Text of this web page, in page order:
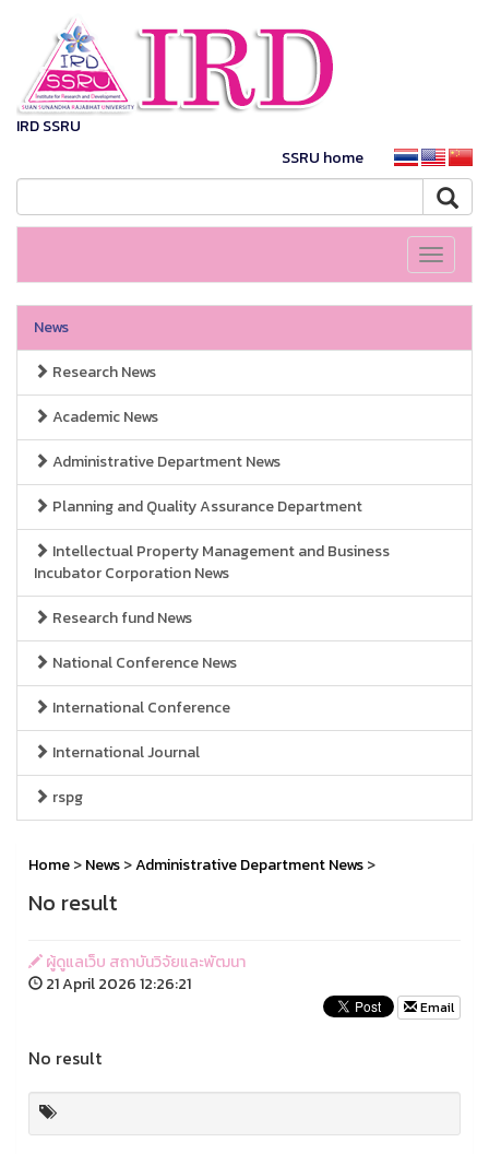
IRD SSRU
SSRU home
Toggle
News
Research News
Academic News
Administrative Department News
Planning and Quality Assurance Department
Intellectual Property Management and Business
Incubator Corporation News
Research fund News
National Conference News
International Conference
International Journal
rspg
Home>News>Administrative Department News>
No result
ผู้ดูแลเว็บ สถาบันวิจัยและพัฒนา
21 April 2026 12:26:21
Email
No result